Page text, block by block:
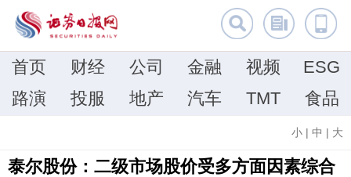
首页 财经 公司 金融 视频
ESG
路演
投服 地产 汽车 TMT 食品
小 | 中 | 大
泰尔股份：二级市场股价受多方面因素综合